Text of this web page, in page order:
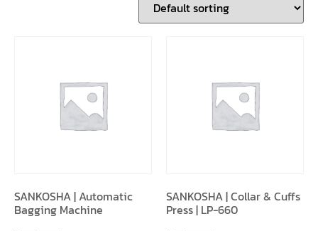
SANKOSHA | Automatic
Bagging Machine
SANKOSHA | Collar & Cuffs
Press | LP-660